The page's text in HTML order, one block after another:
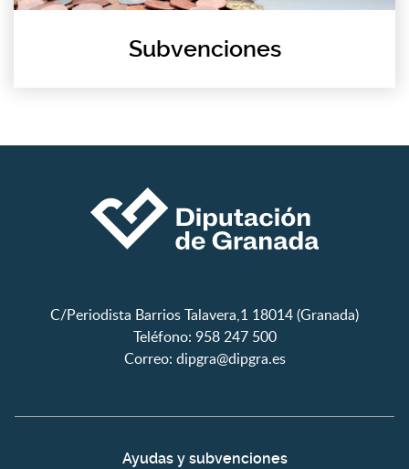
Subvenciones
C/Periodista Barrios Talavera,1 18014 (Granada)
Teléfono: 958 247 500
Correo: dipgra@dipgra.es
Ayudas y subvenciones